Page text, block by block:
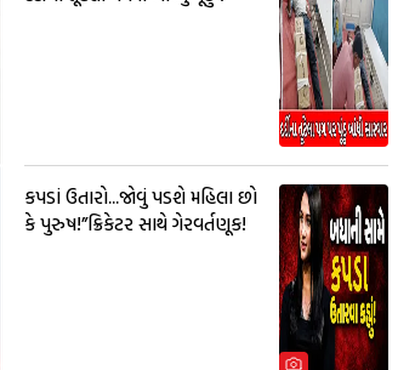
કપડાં ઉતારો...જોવું પડશે મહિલા છો
કે પુરુષ!”ક્રિકેટર સાથે ગેરવર્તણૂક!